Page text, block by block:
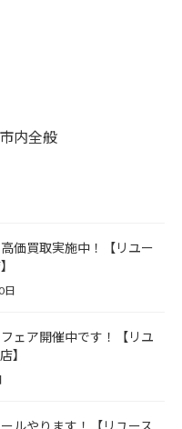
内全般
価買取実施中！【リユー
日
ェア開催中です！【リユ
】
ルやります！【リユース